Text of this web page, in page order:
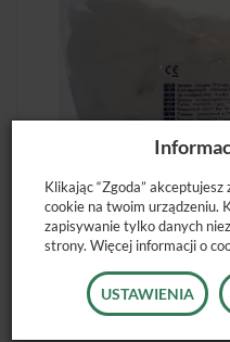
Klikając “Zgoda”
cookie na twoim urządzeniu.
zapisywanie tylko danych
strony. Więcej informacji o
USTAWIENIA